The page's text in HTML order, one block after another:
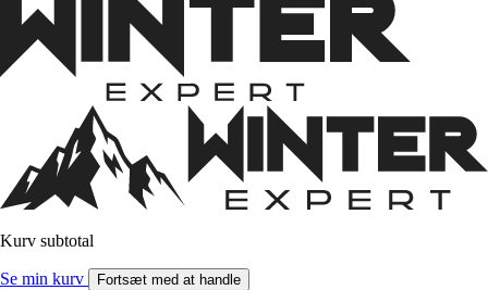
Kurv subtotal
Se min kurv Fortsæt med at handle